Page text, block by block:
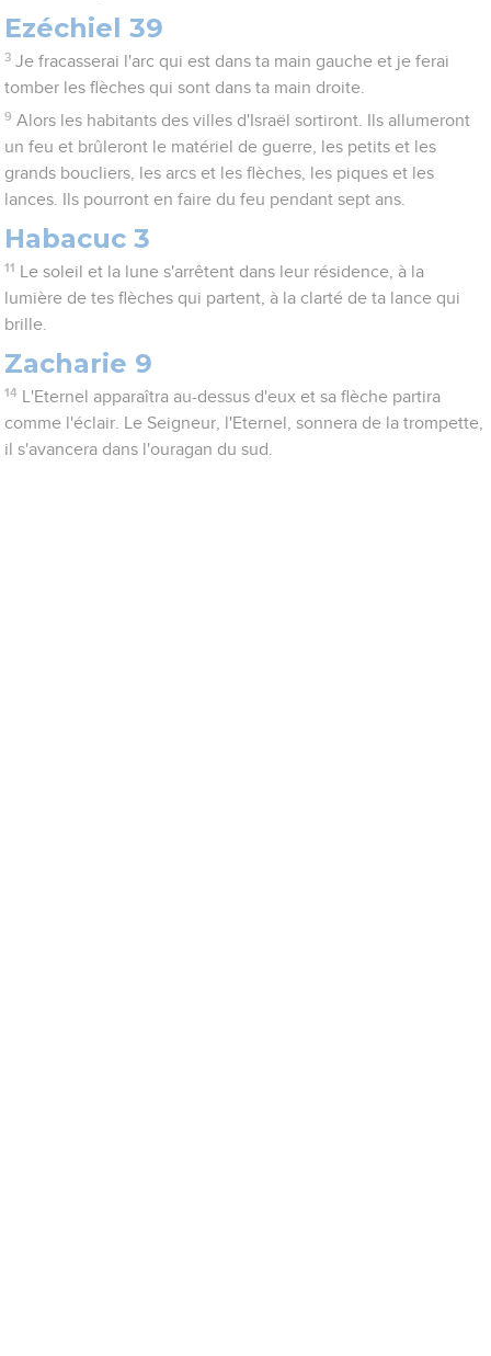
Ezéchiel 39
3 Je fracasserai l'arc qui est dans ta main gauche et je ferai
tomber les flèches qui sont dans ta main droite.
9 Alors les habitants des villes d'Israël sortiront. Ils allumeront
un feu et brûleront le matériel de guerre, les petits et les
grands boucliers, les arcs et les flèches, les piques et les
lances. Ils pourront en faire du feu pendant sept ans.
Habacuc 3
11
Le soleil et la lune s'arrêtent dans leur résidence, à la
lumière de tes flèches qui partent, à la clarté de ta lance qui
brille.
Zacharie 9
14
L'Eternel apparaîtra au-dessus d'eux et sa flèche partira
comme l'éclair. Le Seigneur, l'Eternel, sonnera de la trompette,
il s'avancera dans l'ouragan du sud.